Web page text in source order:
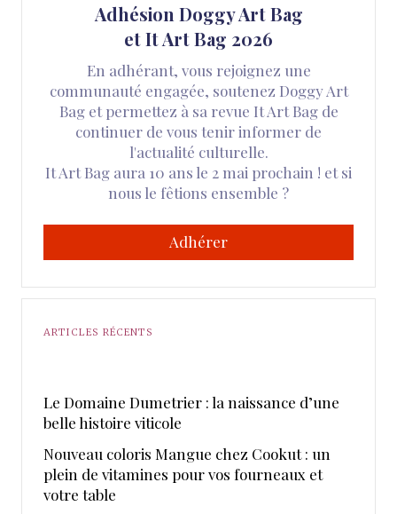
Adhésion Doggy Art Bag
et It Art Bag 2026
En adhérant, vous rejoignez une
communauté engagée, soutenez Doggy Art
Bag et permettez à sa revue It Art Bag de
continuer de vous tenir informer de
l'actualité culturelle.
It Art Bag aura 10 ans le 2 mai prochain ! et si
nous le fêtions ensemble ?
Adhérer
ARTICLES RÉCENTS
Le Domaine Dumetrier : la naissance d’une
belle histoire viticole
Nouveau coloris Mangue chez Cookut : un
plein de vitamines pour vos fourneaux et
votre table